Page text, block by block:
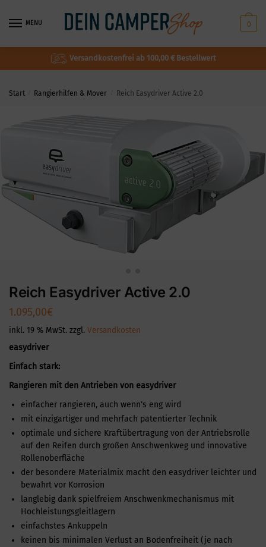
MENU 0
Versandkostenfrei ab 100,00 € Bestellwert
Start Rangierhilfen & Mover Reich Easydriver Active 2.0
Reich Easydriver Active 2.0
1.095,00€
inkl. 19 % MwSt. zzgl. Versandkosten
easydriver
Einfach stark:
Rangieren mit den Antrieben von easydriver
einfacher rangieren, auch wenn‘s eng wird
mit einzigartiger und mehrfach patentierter Technik
optimale und sichere Kraftübertragung von der Antriebsrolle
auf den Reifen durch großen Anschwenkweg und innovative
Rollenoberfläche
der besondere Materialmix macht den easydriver leichter und
bewahrt vor Korrosion
langlebig dank spielfreiem Anschwenkmechanismus mit
Hochleistungsgleitlagern
einfachstes Ankuppeln
keinen bis minimalen Verlust an Bodenfreiheit (je nach